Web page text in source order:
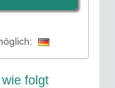
folgt